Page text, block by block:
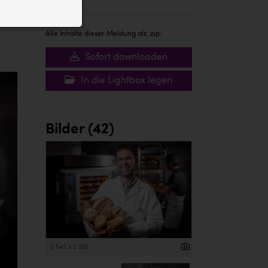
Alle Inhalte dieser Meldung als .zip:
Sofort downloaden
In die Lightbox legen
Bilder (42)
3 543 x 2 362
Website